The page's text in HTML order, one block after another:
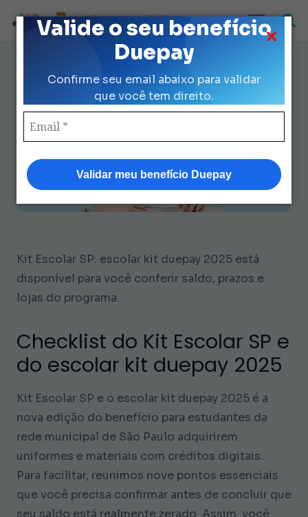
Valide o seu benefício
Duepay
Confirme seu email abaixo para validar
que você tem direito.
Validar meu benefício Duepay
Loja Credenciada para auxilio Uniforme
e Kit Escolar da Prefeitura de São Paulo
Escolar Kit Duepay 2025: 9
Checagens para Saldo Zerado?
Kit Escolar SP: escolar kit duepay 2025 está
disponível para você conferir saldo, prazos e
lojas do programa.
Checklist do Kit Escolar SP e
do escolar kit duepay 2025
Kit Escolar SP e o escolar kit duepay 2025 é a
nova edição do benefício para estudantes da
rede municipal de São Paulo adquirirem
uniformes e materiais com créditos digitais.
Para facilitar, reunimos nove pontos essenciais
que você precisa confirmar antes de concluir que
seu saldo está realmente zerado. Assim, você